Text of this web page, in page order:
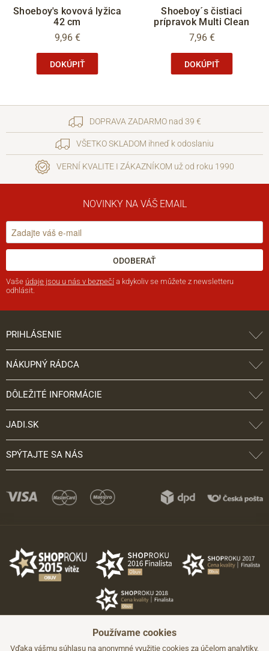
Shoeboy's kovová lyžica
42 cm
9,96 €
DOKÚPIŤ
Shoeboy´s čistiaci
prípravok Multi Clean
7,96 €
DOKÚPIŤ
DOPRAVA ZADARMO nad 39 €
VŠETKO SKLADOM ihneď k odoslaniu
VERNÍ KVALITE I ZÁKAZNÍKOM už od roku 1990
NOVINKY NA VÁŠ EMAIL
ODOBERAŤ
Vaše údaje jsou u nás v bezpečí a kdykoliv se můžete z newsletteru
odhlásit.
PRIHLÁSENIE
NÁKUPNÝ RÁDCA
DÔLEŽITÉ INFORMÁCIE
JADI.SK
SPÝTAJTE SA NÁS
Používame cookies
Vďaka vášmu súhlasu na anonymné využitie cookies za účelom analytiky,